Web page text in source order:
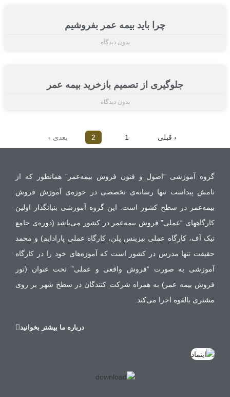
چرا باید بیمه عمر بفروشیم
بدون دیدگاه
جلوگیری از تصمیم بازخرید بیمه عمر
بدون دیدگاه
‹ قبلی 1
2 بعدی ›
گروه آموزشی “اصول و فنون فروش بیمه‌عمر” همانطور که از
نامش پیداست تنها رسانه‌ی تخصصی در حوزه‌‌ی آموزش فروش
بیمه‌عمر در سطح کشور است. این گروه آموزشی بنیانگذار اولین
کارگاههای “عملی” فروش بیمه‌عمر در کشور می‌باشد (دوره‌ی جامع
تیک آف، کارگاه عملی بیزینس پلن، کارگاه عملی پارادایم) و محمد
حقیقت تنها مدرس در کشور است که آموزه‌های خود را در کارگاه
آموزشی به صورت “فروش واقعی و عملی” تحت عنوان (تور
فروش بیمه عمر) به همراه شرکت کنندگان در سطح شهر بر روی
مشتری بالقوه اجرا می‌کند.
درباره ما بیشتر بخوانید